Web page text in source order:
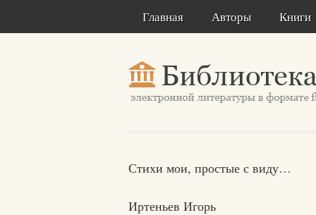
Главная Авторы Книги
Стихи мои, простые с виду…
Иртеньев Игорь